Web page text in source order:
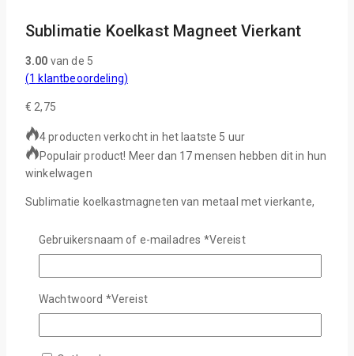
Sublimatie Koelkast Magneet Vierkant
3.00 van de 5
(1 klantbeoordeling)
€ 2,75
4 producten verkocht in het laatste 5 uur
Populair product! Meer dan 17 mensen hebben dit in hun
winkelwagen
Sublimatie koelkastmagneten van metaal met vierkante,
geleverd met bijpassende aluminium plaatjes, die zijn
voorzien van een beschermfolie die voor het printen wordt
Voorzien van zelfklevend folie
Inclusief aluminium plaat met wit bedrukkingsvlak
Vierkant afdrukgebied ca. 58 x 58 mm
Rond Afdrukgebied ongeveer 51 mm in diameter
Gebruikersnaam of e-mailadres *Vereist
Wachtwoord *Vereist